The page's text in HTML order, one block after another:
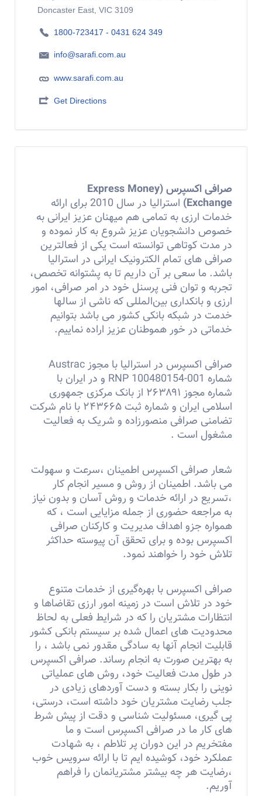
Doncaster East, VIC 3109
1800-723417 - 0431 624 349
info@sarafi.com.au
www.sarafi.com.au
Get Directions
صرافی اکسپرس (Express Money
Exchange)
استرالیا در سال 2010 برای ارائه
خدمات ارزی به تمامی هم میهنان عزیز ایرانی به
خصوص دانشجویان عزیز شروع به کار نموده و
در مدت کوتاهی توانسته است یکی از فعالترین
صرافی های تمام الکترونیک ایرانی در استرالیا
باشد. ما سعی بر آن داریم تا به پشتوانه تخصص،
تجربه و توان فنی پرسنل خود در امر صرافی، امور
ارزی و بانكداری بین‌المللی که ناشی از سالها
خدمت در شبکه بانکی کشور می باشد بتوانیم
خدماتی در خور هموطنان عزیز اراده نماییم.
صرافی اکسپرس در استرالیا با مجوز Austrac
شماره RNP 100480154-001 و در ایران با
شماره مجوز ۲۶۳۸۹۱ از بانک مرکزی جمهوری
اسلامی ایران و شماره ثبت ۲۴۳۶۶۵ با نام شرکت
تضامنی صرافی منصورزاده و شریک به فعالیت
مشغول است .
شعار صرافی اکسپرس اطمینان ،سرعت و سهولت
می باشد. اطمینان از روش و مسیر انجام كار
،تسریع در ارائه خدمات و ‌روش آسان و بدون نیاز
به مراجعه حضوری از جمله مزایایی است ، که
همواره جزو اهداف مدیریت و كاركنان صرافی
اکسپرس بوده و برای تحقق آن پیوسته حداکثر
تلاش خود را خواهند نمود.
صرافی اکسپرس با بهره‌گیری از خدمات متنوع
خود در تلاش است در زمینه امور ارزی تقاضاها و
انتظارات مشتریان را كه در شرایط فعلی به لحاظ
محدودیت های اعمال شده بر سیستم بانكی کشور
قابلیت انجام آنها به سادگی مقدور نمی باشد ، را
به بهترین صورت به انجام رساند. صرافی اکسپرس
در طول مدت فعالیت خود، روش های عملیاتی
نوینی را بکار بسته و دست آوردهای زیادی در
جلب رضایت مشتریان خود داشته است، درستى،
پى گيرى، مسئوليت شناسى و دقت از پيش شرط
هاى كار ما در صرافی اکسپرس است و ما
مفتخریم در این دوران پر تلاطم ، به شهادت
عملكرد خود، كوشيده ايم تا با ارائه سرويس خوب
،رضايت هر چه بيشتر مشتريانمان را فراهم
آوریم.